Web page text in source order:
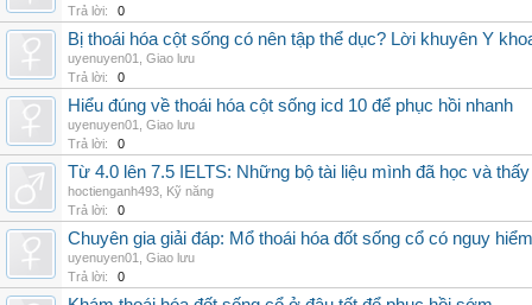
Trả lời:
0
Bị thoái hóa cột sống có nên tập thể dục? Lời khuyên Y
uyenuyen01
Giao lưu
Trả lời:
0
Hiểu đúng về thoái hóa cột sống icd 10 để phục hồi nhanh
uyenuyen01
Giao lưu
Trả lời:
0
Từ 4.0 lên 7.5 IELTS: Những bộ tài liệu mình đã học và
hoctienganh493 Kỹ năng
Trả lời:
0
Chuyên gia giải đáp: Mổ thoái hóa đốt sống cổ có nguy
uyenuyen01
Giao lưu
Trả lời:
0